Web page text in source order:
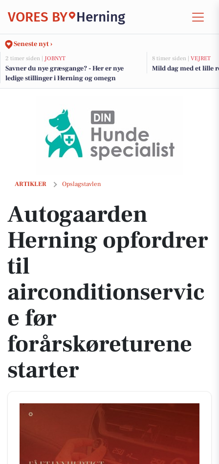
VORES BY Herning
Seneste nyt ›
2 timer siden | JOBNYT
Savner du nye græsgange? - Her er nye
ledige stillinger i Herning og omegn
8 timer siden | VEJRET
Mild dag med et lille
ARTIKLER Opslagstavlen
Autogaarden Herning opfordrer til airconditionservice før
Autogaarden
Herning opfordrer
til
airconditionservic
e før
forårskøreturene
starter